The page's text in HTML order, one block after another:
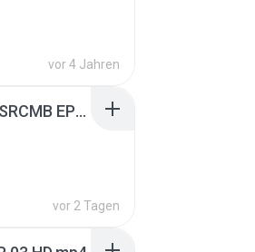
vor 4 Jahren
[Witanime.com] RKNGMNNTSRCMB EP 07 HD.mp4
vor 2 Tagen